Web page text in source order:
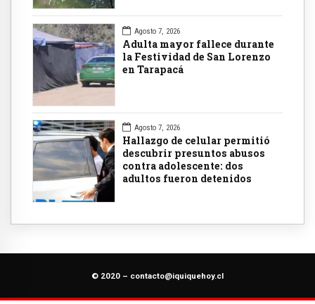
Agosto 7, 2026
Adulta mayor fallece durante
la Festividad de San Lorenzo
en Tarapacá
Agosto 7, 2026
Hallazgo de celular permitió
descubrir presuntos abusos
contra adolescente: dos
adultos fueron detenidos
© 2020 – contacto@iquiquehoy.cl